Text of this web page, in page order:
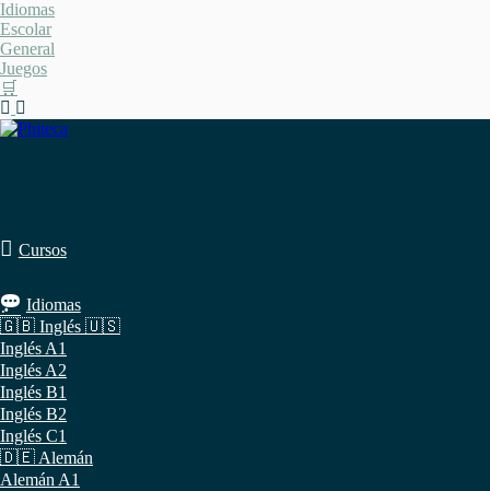
Saltar
al
contenido
Idiomas
Escolar
General
Juegos
🛒
Cursos
Idiomas
🇬🇧 Inglés 🇺🇸
Inglés A1
Inglés A2
Inglés B1
Inglés B2
Inglés C1
🇩🇪 Alemán
Alemán A1